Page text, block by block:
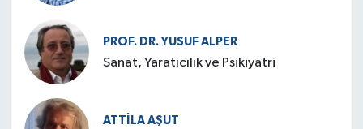
PROF. DR. YUSUF ALPER
Sanat, Yaratıcılık ve Psikiyatri
ATTILA AŞUT